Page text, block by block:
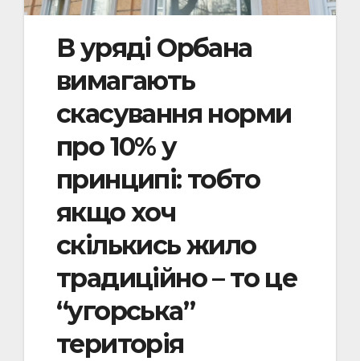
В уряді Орбана
вимагають
скасування норми
про 10% у
принципі: тобто
якщо хоч
скількись жило
традиційно – то це
“угорська”
територія